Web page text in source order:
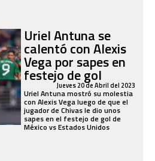
Uriel Antuna se
calentó con Alexis
Vega por sapes en
festejo de gol
Jueves 20 de Abril del 2023
Uriel Antuna mostró su molestia
con Alexis Vega luego de que el
jugador de Chivas le dio unos
sapes en el festejo de gol de
México vs Estados Unidos